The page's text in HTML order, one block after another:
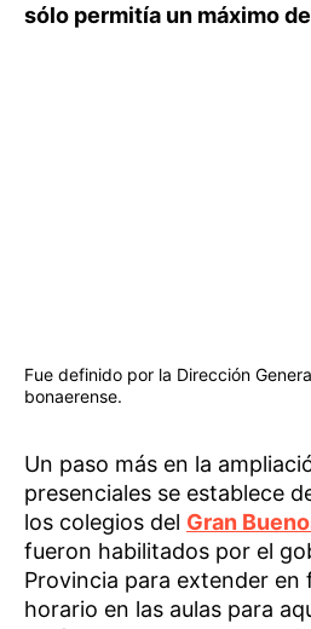
sólo permitía un máximo
Fue definido por la Dirección
bonaerense.
Un paso más en la
presenciales se establece
los colegios del Gran
fueron habilitados por el
Provincia para extender en
horario en las aulas para